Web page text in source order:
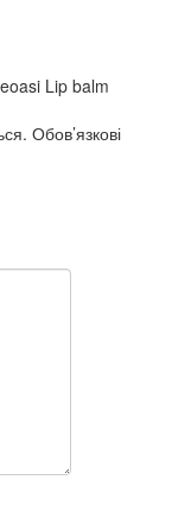
Lip balm
Обов’язкові